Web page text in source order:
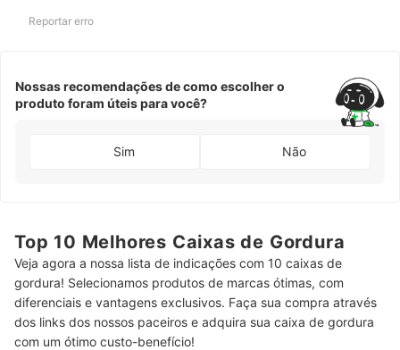
Reportar erro
Nossas recomendações de como escolher o
produto foram úteis para você?
Sim Não
Top 10 Melhores Caixas de Gordura
Veja agora a nossa lista de indicações com 10 caixas de
gordura! Selecionamos produtos de marcas ótimas, com
diferenciais e vantagens exclusivos. Faça sua compra através
dos links dos nossos paceiros e adquira sua caixa de gordura
com um ótimo custo-benefício!